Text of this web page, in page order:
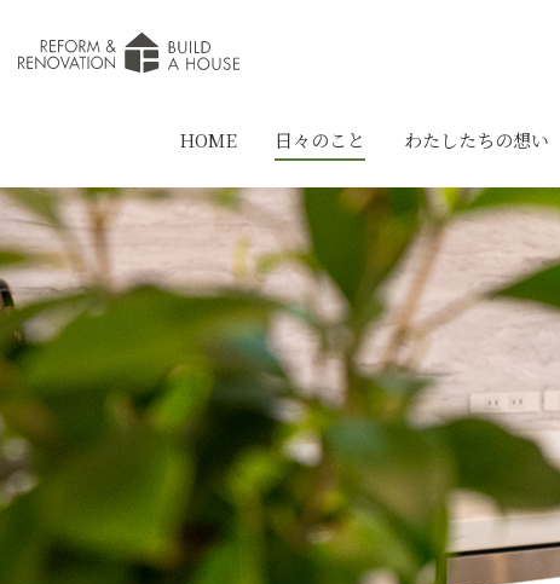
HOME 日々のこと わたしたちの想い